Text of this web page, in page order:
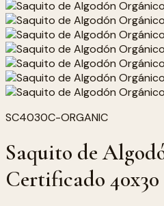
SC4030C-ORGANIC
Saquito de
Certificado 40x30